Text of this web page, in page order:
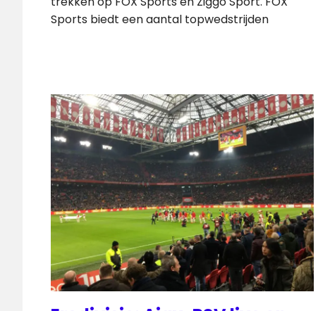
Sports biedt een aantal topwedstrijden